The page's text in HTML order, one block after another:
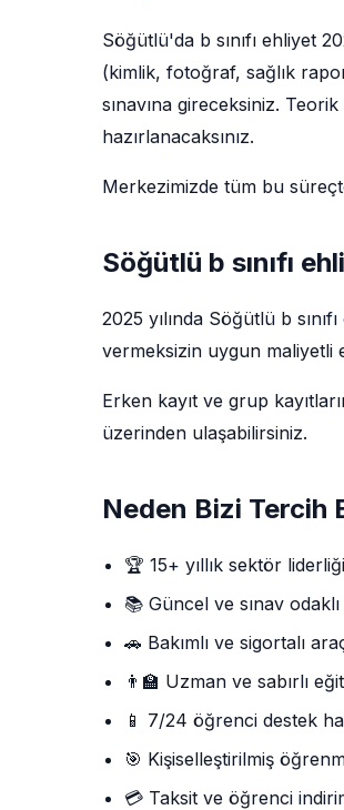
Söğütlü'da b sınıfı ehliyet
(kimlik, fotoğraf, sağlık
sınavına gireceksiniz.
hazırlanacaksınız.
Merkezimizde tüm bu
Söğütlü b sınıfı
2025 yılında Söğütlü b
vermeksizin uygun maliyetli
Erken kayıt ve grup
üzerinden ulaşabilirsiniz.
Neden Bizi Tercih
🏆 15+ yıllık sektör liderliği
📚 Güncel ve sınav
🚗 Bakımlı ve sigortalı
👨‍🏫 Uzman ve sabırlı
📱 7/24 öğrenci destek
🎯 Kişiselleştirilmiş
💳 Taksit ve öğrenci